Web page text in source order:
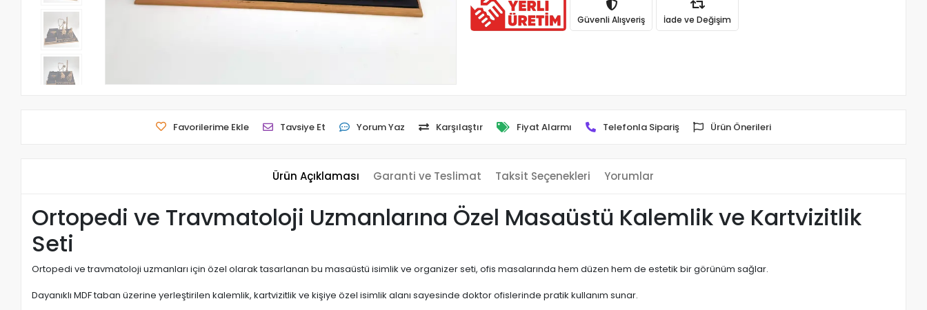
Güvenli Alışveriş İade ve Değişim
Favorilerime Ekle Tavsiye Et Yorum Yaz Karşılaştır Fiyat Alarmı Telefonla Sipariş Ürün Önerileri
Ürün Açıklaması Garanti ve Teslimat Taksit Seçenekleri Yorumlar
Ortopedi ve Travmatoloji Uzmanlarına Özel Masaüstü Kalemlik ve Kartvizitlik
Seti
Ortopedi ve travmatoloji uzmanları için özel olarak tasarlanan bu masaüstü isimlik ve organizer seti, ofis masalarında hem düzen hem de estetik bir görünüm sağlar.
Dayanıklı MDF taban üzerine yerleştirilen kalemlik, kartvizitlik ve kişiye özel isimlik alanı sayesinde doktor ofislerinde pratik kullanım sunar.